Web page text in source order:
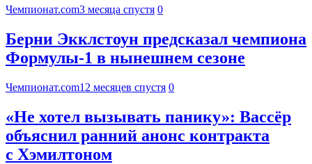
Чемпионат.com3 месяца спустя 0
Берни Экклстоун предсказал чемпиона
Формулы-1 в нынешнем сезоне
Чемпионат.com12 месяцев спустя 0
«Не хотел вызывать панику»: Вассёр
объяснил ранний анонс контракта
с Хэмилтоном